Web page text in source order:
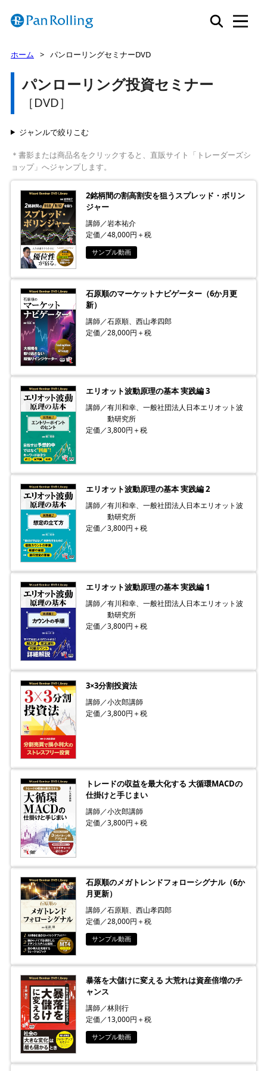
ホーム パンローリングセミナーDVD
パンローリング投資セミナー
［DVD］
ジャンルで絞りこむ
＊書影または商品名をクリックすると、直販サイト「トレーダーズシ
ョップ」へジャンプします。
2銘柄間の割高割安を狙うスプレッド・ボリン
ジャー
講師／岩本祐介
定価／48,000円＋税
サンプル動画
石原順のマーケットナビゲーター（6か月更
新）
講師／石原順、西山孝四郎
定価／28,000円＋税
エリオット波動原理の基本 実践編 3
講師／有川和幸、一般社団法人日本エリオット波
動研究所
定価／3,800円＋税
エリオット波動原理の基本 実践編 2
講師／有川和幸、一般社団法人日本エリオット波
動研究所
定価／3,800円＋税
エリオット波動原理の基本 実践編 1
講師／有川和幸、一般社団法人日本エリオット波
動研究所
定価／3,800円＋税
3×3分割投資法
講師／小次郎講師
定価／3,800円＋税
トレードの収益を最大化する 大循環MACDの
仕掛けと手じまい
講師／小次郎講師
定価／3,800円＋税
石原順のメガトレンドフォローシグナル（6か
月更新）
講師／石原順、西山孝四郎
定価／28,000円＋税
サンプル動画
暴落を大儲けに変える 大荒れは資産倍増のチ
ャンス
講師／林則行
定価／13,000円＋税
サンプル動画